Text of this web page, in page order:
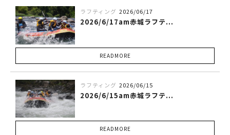
ラフティング 2026/06/17
2026/6/17am赤城ラフテ...
READMORE
ラフティング 2026/06/15
2026/6/15am赤城ラフテ...
READMORE